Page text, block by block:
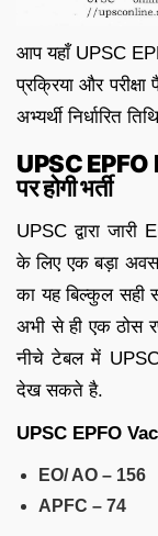
आप यहाँ UPSC
प्रक्रिया और
अभ्यर्थी
UPSC
पर होगी भर्ती
UPSC द्वारा
के लिए एक बड़ा
का यह बिल्कुल सही
अभी से ही एक ठोस
नीचे टेबल में UPSC
देख सकते है.
UPSC EPFO
EO/ AO – 156
APFC – 74